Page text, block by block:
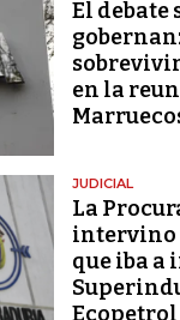
El debate
en la
JUDICIAL
La
intervino
que iba a
Ecopetrol